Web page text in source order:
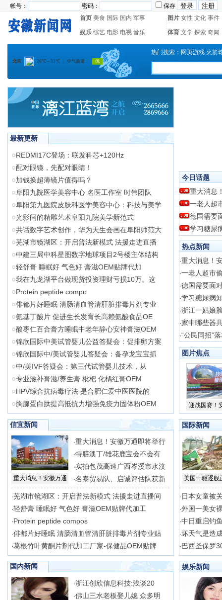
帐号： 密码：
保存
首页 美食 国际 国内 军事 图片 女性 文化 事件
娱乐 综艺 电影 电视 音乐 体育 文学 探索 奇闻
热门搜索： 网页游戏 火箭
最新更新
REDMI17C登场：联发科芯+120Hz
配对眼镜，先配对眼睛！
加钱换超薄镜片值得吗？
阜阳九院医学美容中心 名医工作室 时伟团队
阜阳第九医院皮肤科医学美容中心：科技与美学
光影间的精雕艺术阜阳九院美学新范式
共话数字艺术创作，华为天生会画在阜阳师范大
芜湖市镜湖区：开启普法新模式 法援走进直播
中建三局中科星图数字地球项目2号楼主体结构
轻舒膏 睡眠好 气色好 膏滋OEM贴牌代加
我在九龙湖平台做现货投资理财亏损10万。这
Protein peptide compo
俳都片好睡眠 清肠清血管清肝脏排毒片剂专业
氨基丁酸片 促进生长发育长高赖氨酸食品OE
酸枣仁百合膏方睡眠中老年静心安神膏滋OEM
锦欣国际中美试管婴儿公益答疑会：促排卵方案
锦欣国际中/美试管婴儿答疑会：备孕龙宝宝抓
中/美IVF答疑会：第三代试管婴儿技术，从
专业滋补膏滋/养生膏 枇杷 化橘红膏OEM
HPV综合抗病毒疗法 是合肥仁爱中医医院的
胸腺蛋白肽提高抵抗力增强免疫力固体粉OEM
今日话题
重大消息
一老人超
德国需要
学习糖尿
热点新闻
·重大消息！
·一老人超市
·德国需要面
·学习糖尿病
·浙江一姑娘
·家中哪些器
·“公民同招”
图片焦点
迎战国赛！
信宜新闻
重大消息！安徽万通
·重大消息！安徽万通即将举行
·特膳澳丁/雄花鹿宝会不会有
·实拍包茂高速广西岑溪市水汶
·名泰贸易队、启诚评估队获新
·芜湖市镜湖区：开启普法新模式 法援走进直播间
·轻舒膏 睡眠好 气色好 膏滋OEM贴牌代加工
·Protein peptide compos
·俳都片好睡眠 清肠清血管清肝脏排毒片剂专业贴
·葛根竹叶黄酮片剂代加工厂家-保健品OEM贴牌
国际新闻
美国一驱逐舰
· 日本女童被
·外国一美女
·中日重启钓
·坏天气是造
·巴西圣保罗
国内新闻
·浙江创欣信息科技:浅谈20
·佛山三水老板娶儿媳 众多明
娱乐新闻